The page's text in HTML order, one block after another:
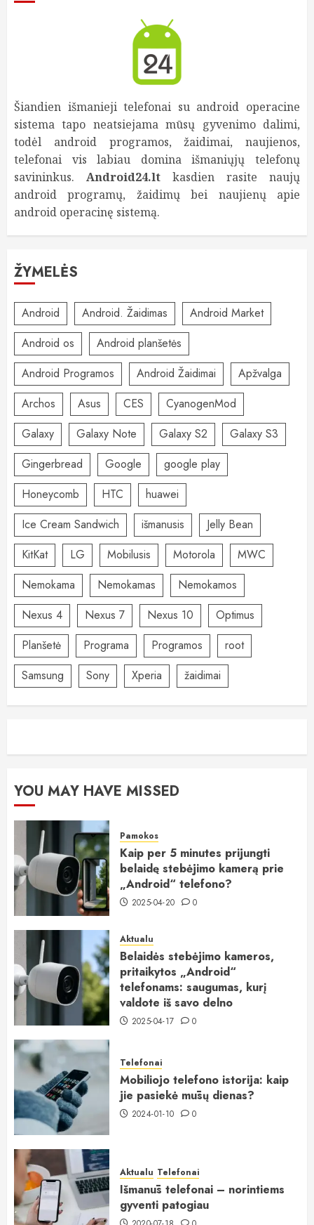
Šiandien išmanieji telefonai su android operacine
sistema tapo neatsiejama mūsų gyvenimo dalimi,
todėl android programos, žaidimai, naujienos,
telefonai vis labiau domina išmaniųjų telefonų
savininkus. Android24.lt kasdien rasite naujų
android programų, žaidimų bei naujienų apie
android operacinę sistemą.
ŽYMELĖS
Android Android. Žaidimas
Android Market
Android os
Android planšetės
Android Programos
Android Žaidimai
Apžvalga
Archos
Asus CES
CyanogenMod
Galaxy
Galaxy Note Galaxy S2
Galaxy S3
Gingerbread
Google
google play
Honeycomb
HTC
huawei
Ice Cream Sandwich
išmanusis
Jelly Bean
KitKat
LG Mobilusis Motorola
MWC
Nemokama
Nemokamas
Nemokamos
Nexus 4
Nexus 7 Nexus 10
Optimus
Planšetė
Programa Programos
root
Samsung
Sony Xperia žaidimai
YOU MAY HAVE MISSED
Pamokos
Kaip per 5 minutes prijungti
belaidę stebėjimo kamerą prie
„Android“ telefono?
2025-04-20 0
Aktualu
Belaidės stebėjimo kameros,
pritaikytos „Android“
telefonams: saugumas, kurį
valdote iš savo delno
2025-04-17 0
Telefonai
Mobiliojo telefono istorija: kaip
jie pasiekė mūsų dienas?
2024-01-10 0
Aktualu Telefonai
Išmanūs telefonai – norintiems
gyventi patogiau